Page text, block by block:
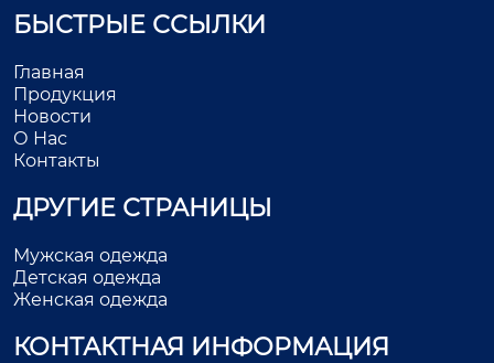
БЫСТРЫЕ ССЫЛКИ
Главная
Продукция
Новости
О Нас
Контакты
ДРУГИЕ СТРАНИЦЫ
Мужская одежда
Детская одежда
Женская одежда
КОНТАКТНАЯ ИНФОРМАЦИЯ